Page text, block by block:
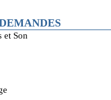
et Son